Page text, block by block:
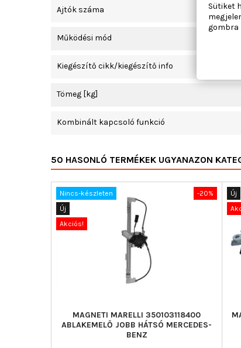
Ajtók száma
Működési mód
Kiegészítő cikk/kiegészítő info
Tömeg [kg]
Kombinált kapcsoló funkció
50 HASONLÓ TERMÉKEK UGYANAZON
-20%
Nincs-készleten
Új
Akciós!
MAGNETI MARELLI 350103118400
ABLAKEMELŐ JOBB HÁTSÓ MERCEDES-
BENZ
Új
Sütiket
gombra